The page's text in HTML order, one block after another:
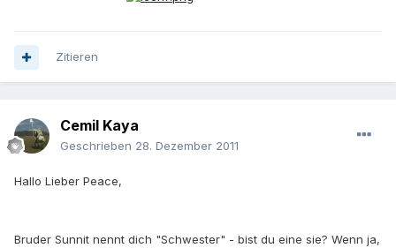
Zitieren
Cemil Kaya
Geschrieben 28. Dezember 2011
Hallo Lieber Peace,
Bruder Sunnit nennt dich "Schwester" - bist du eine sie? Wenn ja,